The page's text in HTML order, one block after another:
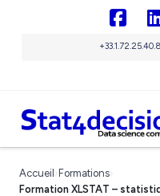
Accueil› Formations›
Formation XLSTAT –
Sigma IA
Panneau de gestion des cookies